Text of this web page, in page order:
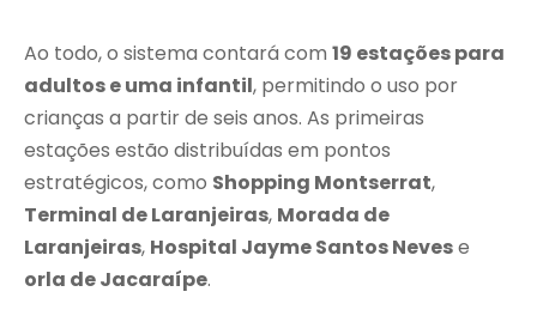
Ao todo, o sistema contará com 19 estações para
adultos e uma infantil, permitindo o uso por
crianças a partir de seis anos. As primeiras
estações estão distribuídas em pontos
estratégicos, como Shopping Montserrat,
Terminal de Laranjeiras, Morada de
Laranjeiras, Hospital Jayme Santos Nevese
orla de Jacaraípe.